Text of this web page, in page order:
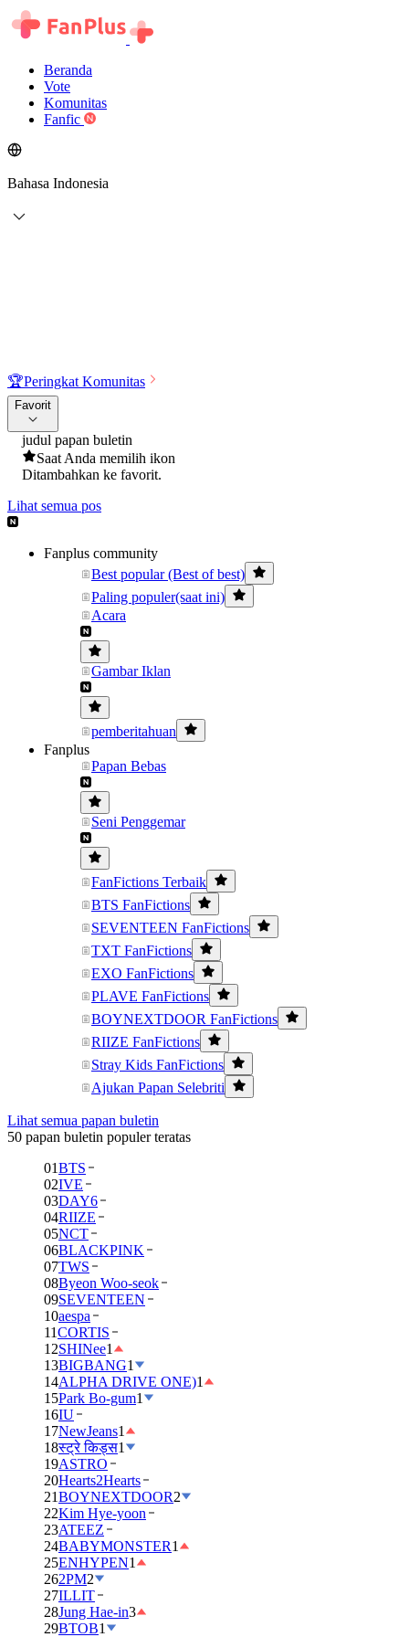
Beranda
Vote
Komunitas
Fanfic
Bahasa Indonesia
🏆Peringkat Komunitas
Favorit
judul papan buletin
Saat Anda memilih ikon
Ditambahkan ke favorit.
Lihat semua pos
Fanplus community
Best popular (Best of best)
Paling populer(saat ini)
Acara
Gambar Iklan
pemberitahuan
Fanplus
Papan Bebas
Seni Penggemar
FanFictions Terbaik
BTS FanFictions
SEVENTEEN FanFictions
TXT FanFictions
EXO FanFictions
PLAVE FanFictions
BOYNEXTDOOR FanFictions
RIIZE FanFictions
Stray Kids FanFictions
Ajukan Papan Selebriti
Lihat semua papan buletin
50 papan buletin populer teratas
01BTS
02IVE
03DAY6
04RIIZE
05NCT
06BLACKPINK
07TWS
08Byeon Woo-seok
09SEVENTEEN
10aespa
11CORTIS
12SHINee1
13BIGBANG1
14ALPHA DRIVE ONE)1
15Park Bo-gum1
16IU
17NewJeans1
18स्ट्रे किड्स1
19ASTRO
20Hearts2Hearts
21BOYNEXTDOOR2
22Kim Hye-yoon
23ATEEZ
24BABYMONSTER1
25ENHYPEN1
262PM2
27ILLIT
28Jung Hae-in3
29BTOB1